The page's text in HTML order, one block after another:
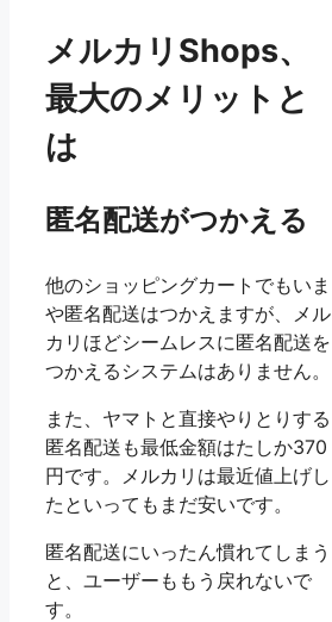
メルカリShops、
最大のメリットと
は
匿名配送がつかえる
他のショッピングカートでもいま
や匿名配送はつかえますが、メル
カリほどシームレスに匿名配送を
つかえるシステムはありません。
また、ヤマトと直接やりとりする
匿名配送も最低金額はたしか370
円です。メルカリは最近値上げし
たといってもまだ安いです。
匿名配送にいったん慣れてしまう
と、ユーザーももう戻れないで
す。